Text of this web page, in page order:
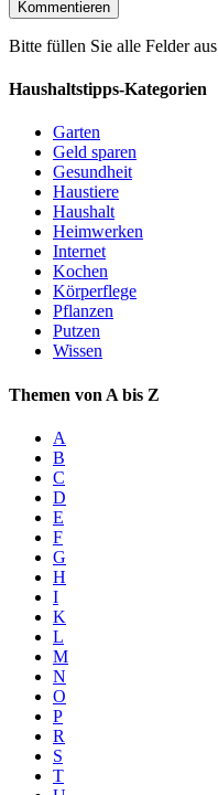
Bitte füllen Sie alle Felder aus
Haushaltstipps-Kategorien
Garten
Geld sparen
Gesundheit
Haustiere
Haushalt
Heimwerken
Internet
Kochen
Körperflege
Pflanzen
Putzen
Wissen
Themen von A bis Z
A
B
C
D
E
F
G
H
I
K
L
M
N
O
P
R
S
T